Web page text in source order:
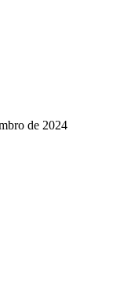
de 2024